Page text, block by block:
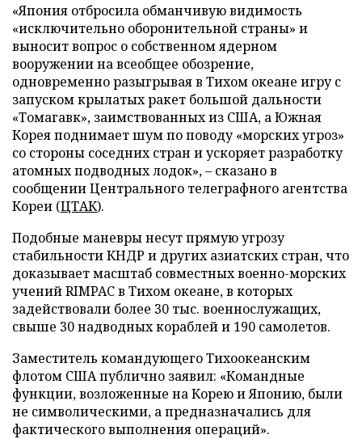
«Япония отбросила обманчивую видимость
«исключительно оборонительной страны» и
выносит вопрос о собственном ядерном
вооружении на всеобщее обозрение,
одновременно разыгрывая в Тихом океане игру с
запуском крылатых ракет большой дальности
«Томагавк», заимствованных из США, а Южная
Корея поднимает шум по поводу «морских угроз»
со стороны соседних стран и ускоряет разработку
атомных подводных лодок», – сказано в
сообщении Центрального телеграфного агентства
Кореи (ЦТАК).
Подобные маневры несут прямую угрозу
стабильности КНДР и других азиатских стран, что
доказывает масштаб совместных военно-морских
учений RIMPAC в Тихом океане, в которых
задействовали более 30 тыс. военнослужащих,
свыше 30 надводных кораблей и 190 самолетов.
Заместитель командующего Тихоокеанским
флотом США публично заявил: «Командные
функции, возложенные на Корею и Японию, были
не символическими, а предназначались для
фактического выполнения операций».